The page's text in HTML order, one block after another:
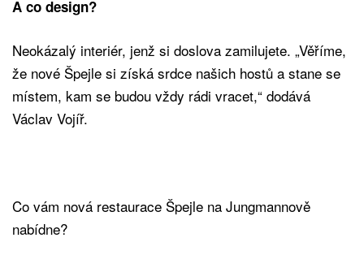
A co design?
Neokázalý interiér, jenž si doslova zamilujete. „Věříme,
že nové Špejle si získá srdce našich hostů a stane se
místem, kam se budou vždy rádi vracet,“ dodává
Václav Vojíř.
Co vám nová restaurace Špejle na Jungmannově
nabídne?